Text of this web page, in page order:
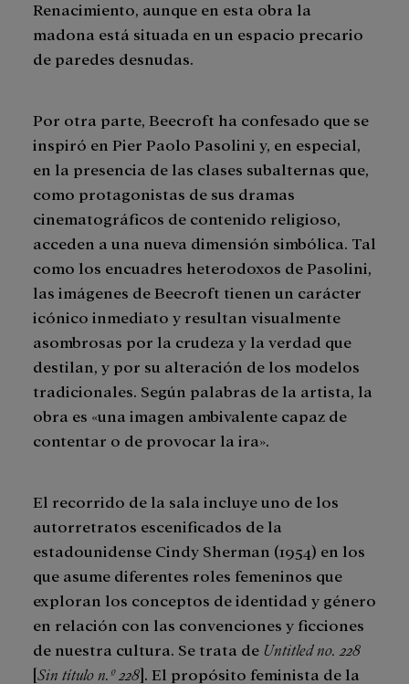
Renacimiento, aunque en esta obra la
madona está situada en un espacio precario
de paredes desnudas.
Por otra parte, Beecroft ha confesado que se
inspiró en Pier Paolo Pasolini y, en especial,
en la presencia de las clases subalternas que,
como protagonistas de sus dramas
cinematográficos de contenido religioso,
acceden a una nueva dimensión simbólica. Tal
como los encuadres heterodoxos de Pasolini,
las imágenes de Beecroft tienen un carácter
icónico inmediato y resultan visualmente
asombrosas por la crudeza y la verdad que
destilan, y por su alteración de los modelos
tradicionales. Según palabras de la artista, la
obra es «una imagen ambivalente capaz de
contentar o de provocar la ira».
El recorrido de la sala incluye uno de los
autorretratos escenificados de la
estadounidense Cindy Sherman (1954) en los
que asume diferentes roles femeninos que
exploran los conceptos de identidad y género
en relación con las convenciones y ficciones
de nuestra cultura. Se trata de Untitled no. 228
[Sin título n.º 228]. El propósito feminista de la